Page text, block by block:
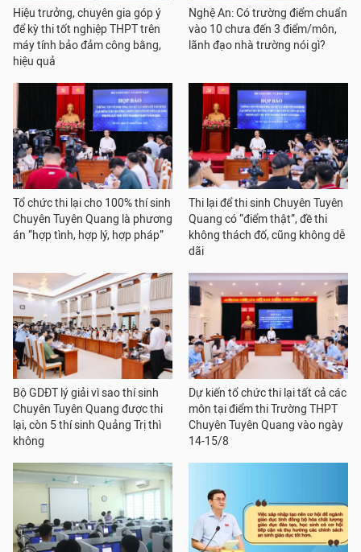
Hiệu trưởng, chuyên gia góp ý
để kỳ thi tốt nghiệp THPT trên
máy tính bảo đảm công bằng,
hiệu quả
Nghệ An: Có trường điểm chuẩn
vào 10 chưa đến 3 điểm/môn,
lãnh đạo nhà trường nói gì?
Tổ chức thi lại cho 100% thí sinh
Chuyên Tuyên Quang là phương
án “hợp tình, hợp lý, hợp pháp”
Thi lại để thi sinh Chuyên Tuyên
Quang có “điểm thật”, đề thi
không thách đố, cũng không dễ
dãi
Bộ GDĐT lý giải vì sao thí sinh
Chuyên Tuyên Quang được thi
lại, còn 5 thí sinh Quảng Trị thì
không
Dự kiến tổ chức thi lại tất cả các
môn tại điểm thi Trường THPT
Chuyên Tuyên Quang vào ngày
14-15/8